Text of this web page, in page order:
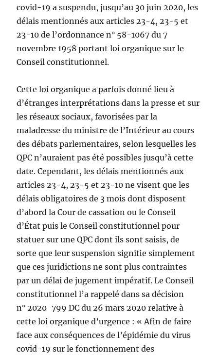
covid-19 a suspendu, jusqu’au 30 juin 2020, les
délais mentionnés aux articles 23-4, 23-5 et
23-10 de l’ordonnance n° 58-1067 du 7
novembre 1958 portant loi organique sur le
Conseil constitutionnel.
Cette loi organique a parfois donné lieu à
d’étranges interprétations dans la presse et sur
les réseaux sociaux, favorisées par la
maladresse du ministre de l’Intérieur au cours
des débats parlementaires, selon lesquelles les
QPC n’auraient pas été possibles jusqu’à cette
date. Cependant, les délais mentionnés aux
articles 23-4, 23-5 et 23-10 ne visent que les
délais obligatoires de 3 mois dont disposent
d’abord la Cour de cassation ou le Conseil
d’État puis le Conseil constitutionnel pour
statuer sur une QPC dont ils sont saisis, de
sorte que leur suspension signifie simplement
que ces juridictions ne sont plus contraintes
par un délai de jugement impératif. Le Conseil
constitutionnel l’a rappelé dans sa décision
n° 2020-799 DC du 26 mars 2020 relative à
cette loi organique d’urgence : « Afin de faire
face aux conséquences de l’épidémie du virus
covid-19 sur le fonctionnement des